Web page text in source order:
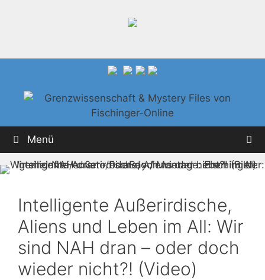
Menü
Intelligente Außerirdische,
Aliens und Leben im All: Wir
sind NAH dran – oder doch
wieder nicht?! (Video)